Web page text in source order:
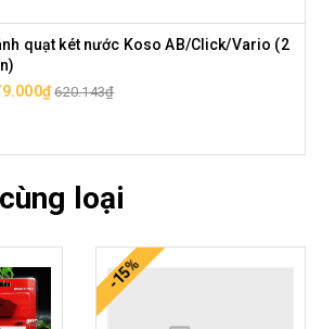
quạt két nước Koso AB/Click/Vario (2
620.143₫
loại
-15%